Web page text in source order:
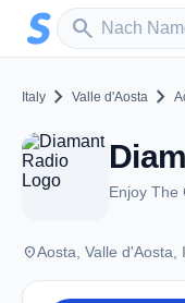
Zum Hauptinhalt springen
search
Sender suchen
Italy chevron_right Valle d'Aosta chevron_right
Enjoy The
placeAosta, Valle d'Aosta,